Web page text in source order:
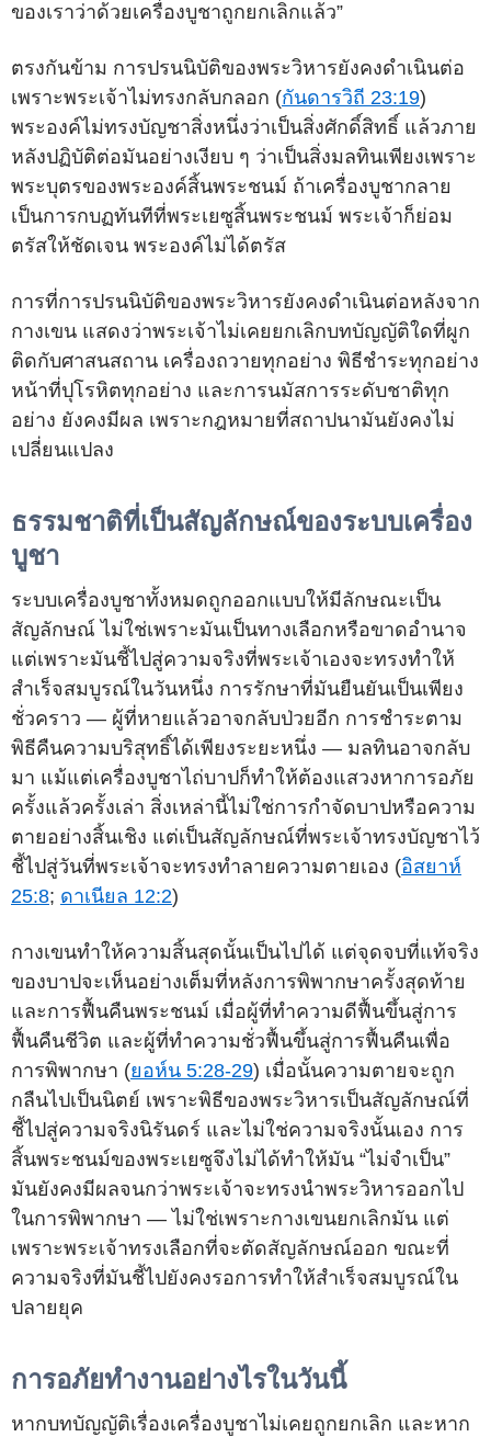
ของเราว่าด้วยเครื่องบูชาถูกยกเลิกแล้ว”
ตรงกันข้าม การปรนนิบัติของพระวิหารยังคงดำเนินต่อ
เพราะพระเจ้าไม่ทรงกลับกลอก (กันดารวิถี 23:19)
พระองค์ไม่ทรงบัญชาสิ่งหนึ่งว่าเป็นสิ่งศักดิ์สิทธิ์ แล้วภาย
หลังปฏิบัติต่อมันอย่างเงียบ ๆ ว่าเป็นสิ่งมลทินเพียงเพราะ
พระบุตรของพระองค์สิ้นพระชนม์ ถ้าเครื่องบูชากลาย
เป็นการกบฏทันทีที่พระเยซูสิ้นพระชนม์ พระเจ้าก็ย่อม
ตรัสให้ชัดเจน พระองค์ไม่ได้ตรัส
การที่การปรนนิบัติของพระวิหารยังคงดำเนินต่อหลังจาก
กางเขน แสดงว่าพระเจ้าไม่เคยยกเลิกบทบัญญัติใดที่ผูก
ติดกับศาสนสถาน เครื่องถวายทุกอย่าง พิธีชำระทุกอย่าง
หน้าที่ปุโรหิตทุกอย่าง และการนมัสการระดับชาติทุก
อย่าง ยังคงมีผล เพราะกฎหมายที่สถาปนามันยังคงไม่
เปลี่ยนแปลง
ธรรมชาติที่เป็นสัญลักษณ์ของระบบเครื่อง
บูชา
ระบบเครื่องบูชาทั้งหมดถูกออกแบบให้มีลักษณะเป็น
สัญลักษณ์ ไม่ใช่เพราะมันเป็นทางเลือกหรือขาดอำนาจ
แต่เพราะมันชี้ไปสู่ความจริงที่พระเจ้าเองจะทรงทำให้
สำเร็จสมบูรณ์ในวันหนึ่ง การรักษาที่มันยืนยันเป็นเพียง
ชั่วคราว — ผู้ที่หายแล้วอาจกลับป่วยอีก การชำระตาม
พิธีคืนความบริสุทธิ์ได้เพียงระยะหนึ่ง — มลทินอาจกลับ
มา แม้แต่เครื่องบูชาไถ่บาปก็ทำให้ต้องแสวงหาการอภัย
ครั้งแล้วครั้งเล่า สิ่งเหล่านี้ไม่ใช่การกำจัดบาปหรือความ
ตายอย่างสิ้นเชิง แต่เป็นสัญลักษณ์ที่พระเจ้าทรงบัญชาไว้
ชี้ไปสู่วันที่พระเจ้าจะทรงทำลายความตายเอง (อิสยาห์
25:8; ดาเนียล 12:2)
กางเขนทำให้ความสิ้นสุดนั้นเป็นไปได้ แต่จุดจบที่แท้จริง
ของบาปจะเห็นอย่างเต็มที่หลังการพิพากษาครั้งสุดท้าย
และการฟื้นคืนพระชนม์ เมื่อผู้ที่ทำความดีฟื้นขึ้นสู่การ
ฟื้นคืนชีวิต และผู้ที่ทำความชั่วฟื้นขึ้นสู่การฟื้นคืนเพื่อ
การพิพากษา (ยอห์น 5:28-29) เมื่อนั้นความตายจะถูก
กลืนไปเป็นนิตย์ เพราะพิธีของพระวิหารเป็นสัญลักษณ์ที่
ชี้ไปสู่ความจริงนิรันดร์ และไม่ใช่ความจริงนั้นเอง การ
สิ้นพระชนม์ของพระเยซูจึงไม่ได้ทำให้มัน “ไม่จำเป็น”
มันยังคงมีผลจนกว่าพระเจ้าจะทรงนำพระวิหารออกไป
ในการพิพากษา — ไม่ใช่เพราะกางเขนยกเลิกมัน แต่
เพราะพระเจ้าทรงเลือกที่จะตัดสัญลักษณ์ออก ขณะที่
ความจริงที่มันชี้ไปยังคงรอการทำให้สำเร็จสมบูรณ์ใน
ปลายยุค
การอภัยทำงานอย่างไรในวันนี้
หากบทบัญญัติเรื่องเครื่องบูชาไม่เคยถูกยกเลิก และหาก